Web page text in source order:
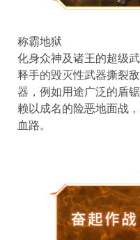
称霸地狱
化身众神及诸王的超级
释手的毁灭性武器撕裂
器，例如用途广泛的盾
赖以成名的险恶地面战
血路。